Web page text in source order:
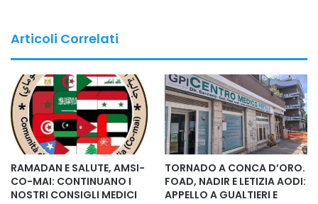
dei professionisti sanitari, in occasione del 20 febbraio
LE INDAGINI DELLA RETE AMSI-UMEM-UNITI PER UNIRE
AGGIORNATE AL 31 GENNAIO 2026
Il peso che la pandemia lascia oggi sul SSN
La pandemia ha rivelato fragilità che non sono state
completamente risolte. Oggi il Servizio Sanitario Nazionale
Articoli Correlati
RAMADAN E SALUTE, AMSI-
CO-MAI: CONTINUANO I
NOSTRI CONSIGLI MEDICI
TORNADO A CONCA D’ORO.
FOAD, NADIR E LETIZIA AODI:
APPELLO A GUALTIERI E